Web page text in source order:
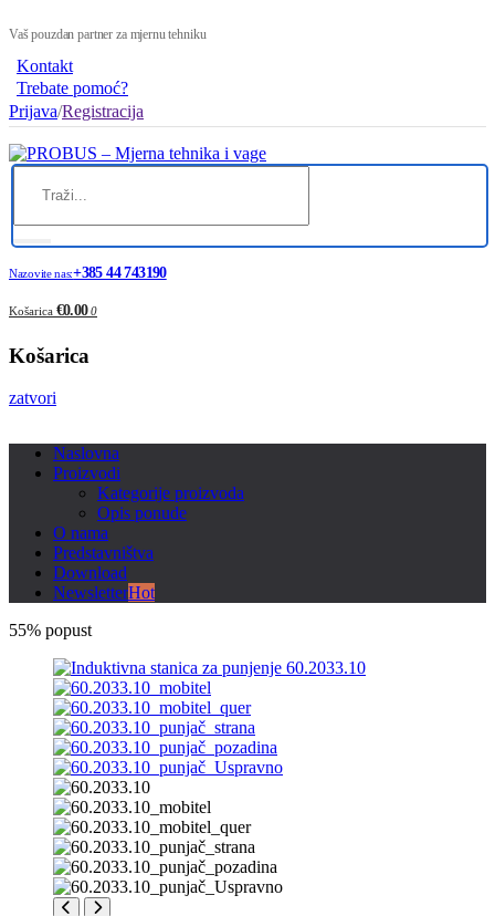
Vaš pouzdan partner za mjernu tehniku
Kontakt
Trebate pomoć?
Prijava/Registracija
Nazovite nas:+385 44 743190
Košarica €0.00 0
Košarica
zatvori
Naslovna
Proizvodi
Kategorije proizvoda
Opis ponude
O nama
Predstavništva
Download
NewsletterHot
55% popust